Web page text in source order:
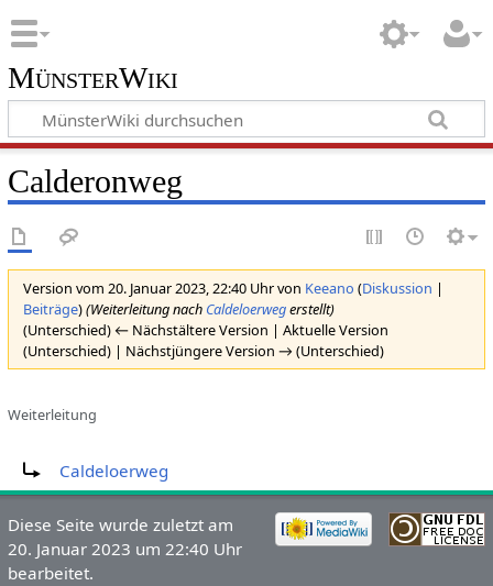
MünsterWiki
Calderonweg
Version vom 20. Januar 2023, 22:40 Uhr von Keeano (Diskussion |
Beiträge)(Weiterleitung nach Caldeloerwegerstellt)
(Unterschied) ← Nächstältere Version | Aktuelle Version
(Unterschied) | Nächstjüngere Version → (Unterschied)
Weiterleitung
Caldeloerweg
Diese Seite wurde zuletzt am
20. Januar 2023 um 22:40 Uhr
bearbeitet.